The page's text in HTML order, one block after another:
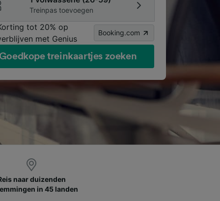
Treinpas toevoegen
tot 20% op
met Genius
Booking.com
Goedkope treinkaartjes zoeken
naar duizenden
in 45 landen